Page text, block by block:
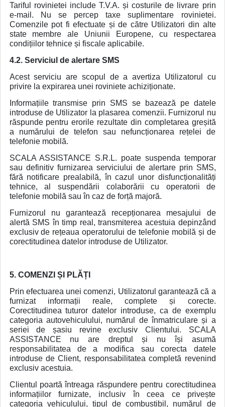
Tariful rovinietei include T.V.A. și costurile de livrare prin
e-mail. Nu se percep taxe suplimentare rovinietei.
Comenzile pot fi efectuate și de către Utilizatori din alte
state membre ale Uniunii Europene, cu respectarea
condițiilor tehnice și fiscale aplicabile.
4.2. Serviciul de alertare SMS
Acest serviciu are scopul de a avertiza Utilizatorul cu
privire la expirarea unei roviniete achiziționate.
Informațiile transmise prin SMS se bazează pe datele
introduse de Utilizator la plasarea comenzii. Furnizorul nu
răspunde pentru erorile rezultate din completarea greșită
a numărului de telefon sau nefuncționarea rețelei de
telefonie mobilă.
SCALA ASSISTANCE S.R.L. poate suspenda temporar
sau definitiv furnizarea serviciului de alertare prin SMS,
fără notificare prealabilă, în cazul unor disfuncționalități
tehnice, al suspendării colaborării cu operatorii de
telefonie mobilă sau în caz de forță majoră.
Furnizorul nu garantează recepționarea mesajului de
alertă SMS în timp real, transmiterea acestuia depinzând
exclusiv de rețeaua operatorului de telefonie mobilă și de
corectitudinea datelor introduse de Utilizator.
5. COMENZI ȘI PLĂȚI
Prin efectuarea unei comenzi, Utilizatorul garantează că a
furnizat informații reale, complete și corecte.
Corectitudinea tuturor datelor introduse, ca de exemplu
categoria autovehiculului, numărul de înmatriculare și a
seriei de șasiu revine exclusiv Clientului. SCALA
ASSISTANCE nu are dreptul și nu își asumă
responsabilitatea de a modifica sau corecta datele
introduse de Client, responsabilitatea completă revenind
exclusiv acestuia.
Clientul poartă întreaga răspundere pentru corectitudinea
informațiilor furnizate, inclusiv în ceea ce privește
categoria vehiculului, tipul de combustibil, numărul de